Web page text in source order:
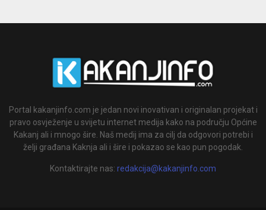
Portal kakanjinfo.com je jedan novi inovativan i originalan projekat i
pravo osvježenje u svijetu internet medija kako na području Općine
Kakanj ali i mnogo šire. Naš medij ima za cilj da odgovori potrebi i
želji građana Kaknja ali i šire i pokazao se kao pun pogodak.
Kontaktirajte nas: redakcija@kakanjinfo.com